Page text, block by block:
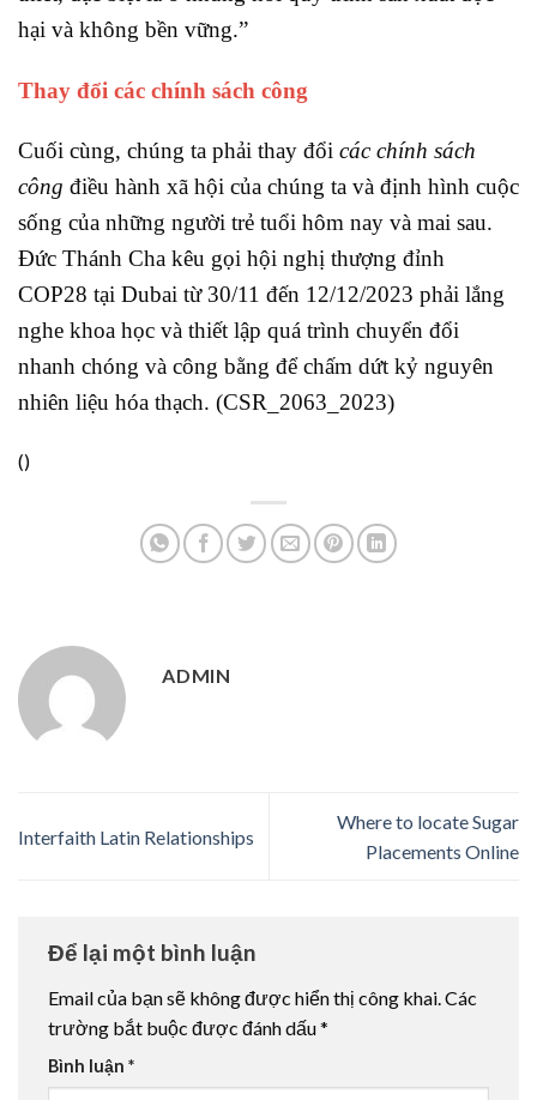
hại và không bền vững.”
Thay đổi các chính sách công
Cuối cùng, chúng ta phải thay đổi các chính sách
công điều hành xã hội của chúng ta và định hình cuộc
sống của những người trẻ tuổi hôm nay và mai sau.
Đức Thánh Cha kêu gọi hội nghị thượng đỉnh
COP28 tại Dubai từ 30/11 đến 12/12/2023 phải lắng
nghe khoa học và thiết lập quá trình chuyển đổi
nhanh chóng và công bằng để chấm dứt kỷ nguyên
nhiên liệu hóa thạch. (CSR_2063_2023)
()
ADMIN
Interfaith Latin Relationships
Where to locate Sugar
Placements Online
Để lại một bình luận
Email của bạn sẽ không được hiển thị công khai.Các
trường bắt buộc được đánh dấu*
Bình luận *